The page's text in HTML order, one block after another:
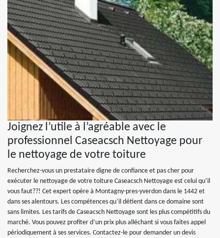
Joignez l’utile à l’agréable avec le
professionnel Caseacsch Nettoyage pour
le nettoyage de votre toiture
Recherchez-vous un prestataire digne de confiance et pas cher pour
exécuter le nettoyage de votre toiture Caseacsch Nettoyage est celui qu’il
vous faut??! Cet expert opère à Montagny-pres-yverdon dans le 1442 et
dans ses alentours. Les compétences qu’il détient dans ce domaine sont
sans limites. Les tarifs de Caseacsch Nettoyage sont les plus compétitifs du
marché. Vous pouvez profiter d’un prix plus alléchant si vous faites appel
périodiquement à ses services. Contactez-le pour demander un devis